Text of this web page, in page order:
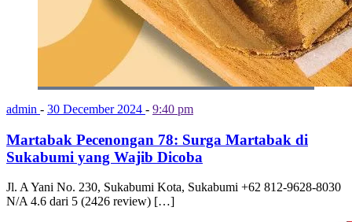
admin - 30 December 2024 - 9:40 pm
Martabak Pecenongan 78: Surga Martabak di
Sukabumi yang Wajib Dicoba
Jl. A Yani No. 230, Sukabumi Kota, Sukabumi +62 812-9628-8030
N/A 4.6 dari 5 (2426 review) […]